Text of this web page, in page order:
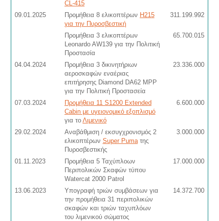
CL-415
09.01.2025 Προμήθεια 8 ελικοπτέρων H215
για την Πυροσβεστική
311.199.992
Προμήθεια 3 ελικοπτέρων
Leonardo AW139 για την Πολιτική
Προστασία
65.700.015
04.04.2024
Προμήθεια 3 δικινητήριων
αεροσκαφών εναέριας
επιτήρησης Diamond DA62 MPP
για την Πολιτική Προστασεία
23.336.000
07.03.2024
Προμήθεια 11 S1200 Extended
Cabin με υγειονομικό εξοπλισμό
για το Λιμενικό
6.600.000
29.02.2024
Αναβάθμιση / εκσυγχρονισμός 2
ελικοπτέρων Super Pumaτης
Πυροσβεστικής
3.000.000
01.11.2023
Προμήθεια 5 Ταχύπλοων
Περιπολικών Σκαφών τύπου
Watercat 2000 Patrol
17.000.000
13.06.2023
Υπογραφή τριών συμβάσεων για
την προμήθεια 31 περιπολικών
σκαφών και τριών ταχυπλόων
του λιμενικού σώματος
14.372.700